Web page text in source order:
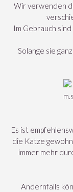
Wir verwenden
Im Gebrauch
Solange sie
Es ist
die Katze
immer mehr
Andernfalls